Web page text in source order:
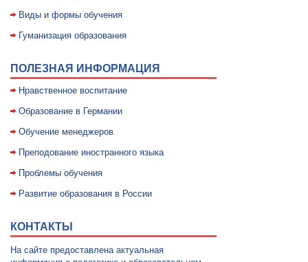
Виды и формы обучения
Гуманизация образования
ПОЛЕЗНАЯ ИНФОРМАЦИЯ
Нравственное воспитание
Образование в Германии
Обучение менеджеров
Преподование иностранного языка
Проблемы обучения
Развитие образования в России
КОНТАКТЫ
На сайте предоставлена актуальная